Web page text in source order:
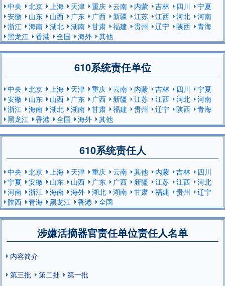
中央 北京 上海 天津 重庆 云南 内蒙 吉林 四川
宁夏
安徽
山东 山西 广东 广西 新疆 江苏 江西 河北
河南
浙江
海南 湖北 湖南 甘肃 福建 贵州 辽宁 陕西
青海
黑龙江
香港 全国 海外 其他
610系统责任单位
中央 北京 上海 天津 重庆 云南 内蒙 吉林 四川
宁夏
安徽
山东 山西 广东 广西 新疆 江苏 江西 河北
河南
浙江
海南 湖北 湖南 甘肃 福建 贵州 辽宁 陕西
青海
黑龙江
香港 全国 海外 其他
610系统责任人
中央 北京 上海 天津 重庆 云南 其他 内蒙 吉林
四川
宁夏
安徽 山东 山西 广东 广西 新疆 江苏 江西
河北
河南
浙江 海南 海外 湖北 湖南 甘肃 福建 贵州
辽宁
陕西
青海 黑龙江 香港 全国
涉嫌活摘器官责任单位责任人名单
内容简介
第三批
第二批 第一批